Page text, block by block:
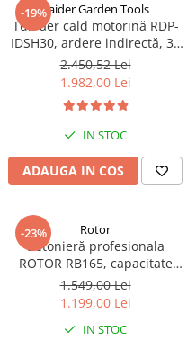
-19%Raider Garden Tools
Tun aer cald motorină RDP-
IDSH30, ardere indirectă, 30
kW, debit 1100 m³/h, pentru
spații mari
2.450,52 Lei
1.982,00 Lei
IN STOC
ADAUGA IN COS
-23% Rotor
Betonieră profesionala
ROTOR RB165, capacitate
cuva 165 L, putere motor 900
W, rotaii cuva 29.5 rpm,
coroana din fonta
1.549,00 Lei
1.199,00 Lei
IN STOC